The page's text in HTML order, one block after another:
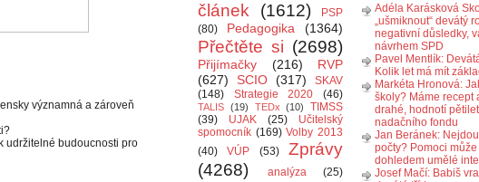
významná a zároveň
udržitelné budoucnosti pro
článek
(1612)
PSP
(80)
Pedagogika (1364)
Přečtěte si (2698)
Přijímačky (216)
RVP
(627)
SCIO (317)
SKAV
(148)
Strategie 2020 (46)
TALIS (19) TEDx (10)
TIMSS
(39)
UJAK (25)
Učitelský
spomocník (169) Volby 2013
(40)
VÚP (53)
Zprávy
(4268)
analýza
(25)
Adéla Karásková
„ušmiknout“ devátý
negativní důsledky,
návrhem SPD
Pavel Mentlík:
Kolik let má mít
Markéta Hronová:
školy? Máme recept
drahé, hodnotí
nadačního fondu
Jan Beránek:
počty? Pomoci
dohledem umělé
Josef Mačí: Babiš